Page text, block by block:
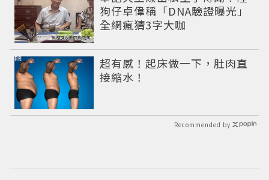
狗仔卓偉稱「DNA驗證曝光」
全網瘋猜3字大咖
超有感！起床做一下，肚肉直
接縮水！
PR
Recommended by